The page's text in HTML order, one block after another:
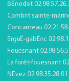
BÉnodet
Combrit sainte-
Concarneau
ErguÉ-gabÉric
Fouesnant
La forêt-fouesnant
NÉvez 02.98.35.28.01